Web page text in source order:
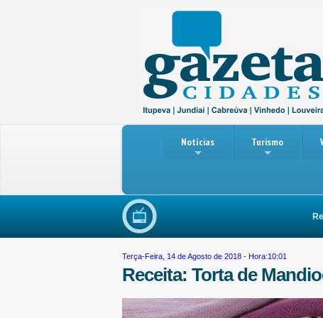
Notícias Turismo
Terça-Feira, 14 de Agosto de 2018 - Hora:10:01
Receita: Torta de